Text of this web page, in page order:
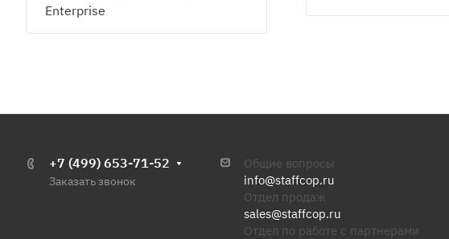
Enterprise
+7 (499) 653-71-52
Заказать звонок
Общие вопросы
info@staffcop.ru
Отдел продаж
sales@staffcop.ru
Отдел по работе с партнерами